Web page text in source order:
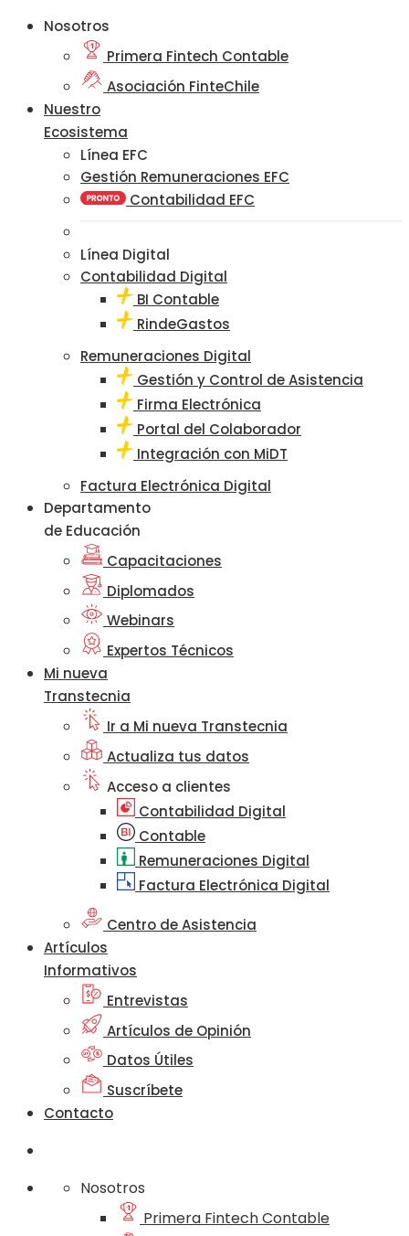
Nosotros
Primera Fintech Contable
Asociación FinteChile
Nuestro
Ecosistema
Línea EFC
Gestión Remuneraciones EFC
Contabilidad EFC
Línea Digital
Contabilidad Digital
BI Contable
RindeGastos
Remuneraciones Digital
Gestión y Control de Asistencia
Firma Electrónica
Portal del Colaborador
Integración con MiDT
Factura Electrónica Digital
Departamento
de Educación
Capacitaciones
Diplomados
Webinars
Expertos Técnicos
Mi nueva
Transtecnia
Ir a Mi nueva Transtecnia
Actualiza tus datos
Acceso a clientes
Contabilidad Digital
Contable
Remuneraciones Digital
Factura Electrónica Digital
Centro de Asistencia
Artículos
Informativos
Entrevistas
Artículos de Opinión
Datos Útiles
Suscríbete
Contacto
Nosotros
Primera Fintech Contable